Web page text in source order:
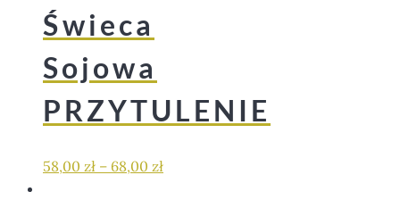
Świeca
Sojowa
PRZYTULENIE
58,00 zł – 68,00 zł